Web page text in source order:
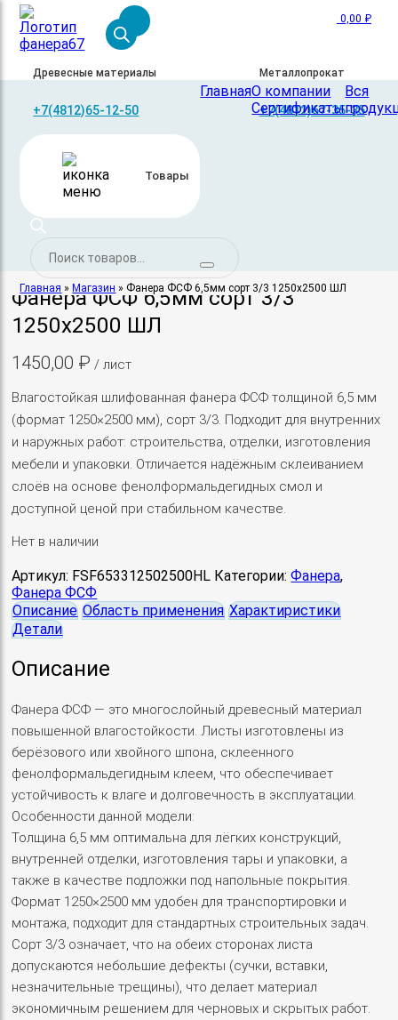
Skip
Фанера
товаров
Древесные материалы
+7(4812)65-12-50
Металлопрокат
+7(4812)67-35-35
Товары
ГлавнаяО компании
Сертификаты
Вся
0,00 ₽
Главная » Магазин » Фанера ФСФ 6,5мм сорт 3/3 1250х2500 ШЛ
Фанера ФСФ 6,5мм сорт 3/3
1250х2500 ШЛ
1450,00 ₽ / лист
Влагостойкая шлифованная фанера ФСФ толщиной 6,5 мм
(формат 1250×2500 мм), сорт 3/3. Подходит для внутренних
и наружных работ: строительства, отделки, изготовления
мебели и упаковки. Отличается надёжным склеиванием
слоёв на основе фенолформальдегидных смол и
доступной ценой при стабильном качестве.
Нет в наличии
Артикул: FSF653312502500HL Категории:Фанера,
Фанера ФСФ
Описание Область применения Характиристики
Детали
Описание
Фанера ФСФ — это многослойный древесный материал
повышенной влагостойкости. Листы изготовлены из
берёзового или хвойного шпона, склеенного
фенолформальдегидным клеем, что обеспечивает
устойчивость к влаге и долговечность в эксплуатации.
Особенности данной модели:
Толщина 6,5 мм оптимальна для лёгких конструкций,
внутренней отделки, изготовления тары и упаковки, а
также в качестве подложки под напольные покрытия.
Формат 1250×2500 мм удобен для транспортировки и
монтажа, подходит для стандартных строительных задач.
Сорт 3/3 означает, что на обеих сторонах листа
допускаются небольшие дефекты (сучки, вставки,
незначительные трещины), что делает материал
экономичным решением для черновых и скрытых работ.